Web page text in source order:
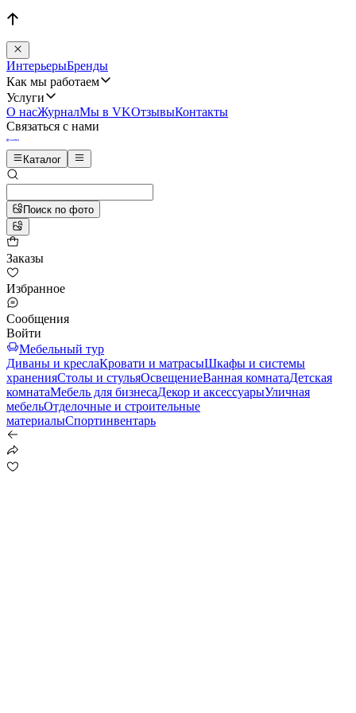
ИнтерьерыБренды
Как мы работаем
Услуги
О насЖурналМы в VKОтзывыКонтакты
Связаться с нами
Каталог
Поиск по фото
Заказы
Избранное
Сообщения
Войти
Мебельный тур
Диваны и креслаКровати и матрасыШкафы и системы
храненияСтолы и стульяОсвещениеВанная комнатаДетская
комнатаМебель для бизнесаДекор и аксессуарыУличная
мебельОтделочные и строительные
материалыСпортинвентарь